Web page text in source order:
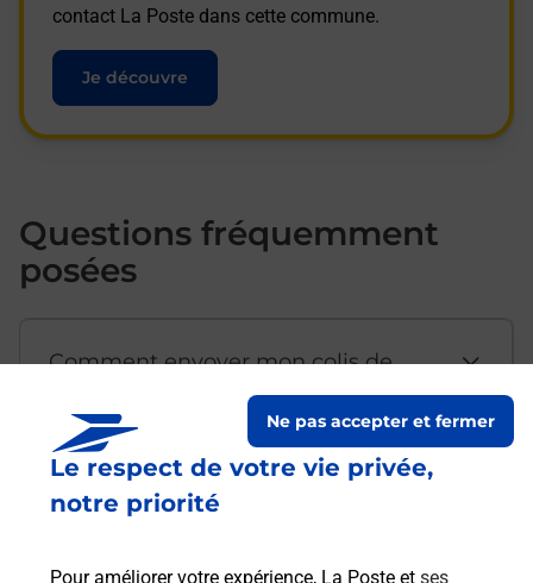
Le respect de votre vie privée,
notre priorité
Pour améliorer votre expérience, La Poste et ses
Ne pas accepter et fermer
contact La Poste dans cette commune.
Je découvre
Questions fréquemment
posées
Comment envoyer mon colis de
Est-il possible d’acheter un
emballage directement depuis un